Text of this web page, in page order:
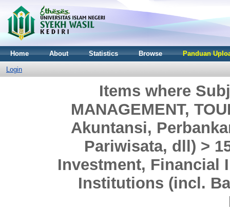
Home About Statistics Browse Panduan
Login
Items where
MANAGEMENT,
Akuntansi,
Pariwisata, dll) >
Investment, Financial
Institutions (incl.